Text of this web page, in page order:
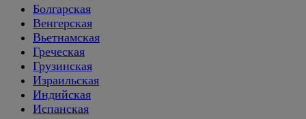
Болгарская
Венгерская
Вьетнамская
Греческая
Грузинская
Израильская
Индийская
Испанская